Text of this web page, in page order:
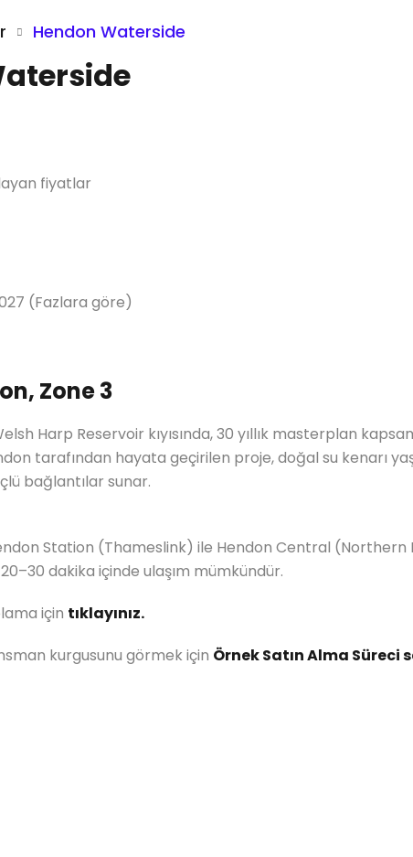
Hendon Waterside
fiyatlar
(Fazlara göre)
Zone 3
Harp Reservoir kıyısında, 30 yıllık masterplan
tarafından hayata geçirilen proje, doğal su kenarı
bağlantılar sunar.
Station (Thameslink) ile Hendon Central (Northern
dakika içinde ulaşım mümkündür.
için tıklayınız.
kurgusunu görmek için Örnek Satın Alma Süreci